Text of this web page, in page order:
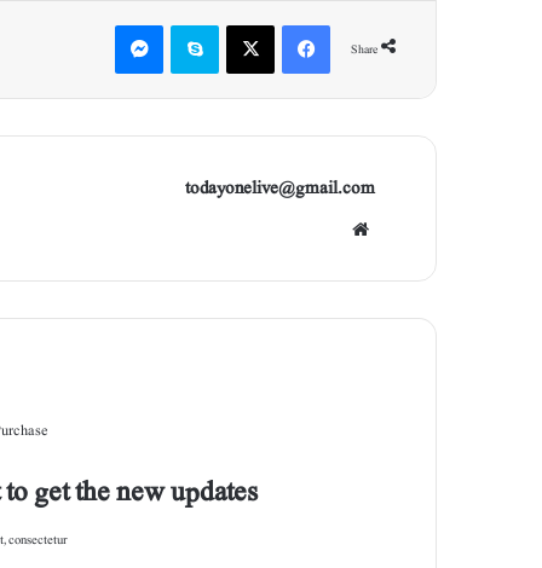
Share
X
todayonelive@gmail.com
get the new updates!
consectetur.